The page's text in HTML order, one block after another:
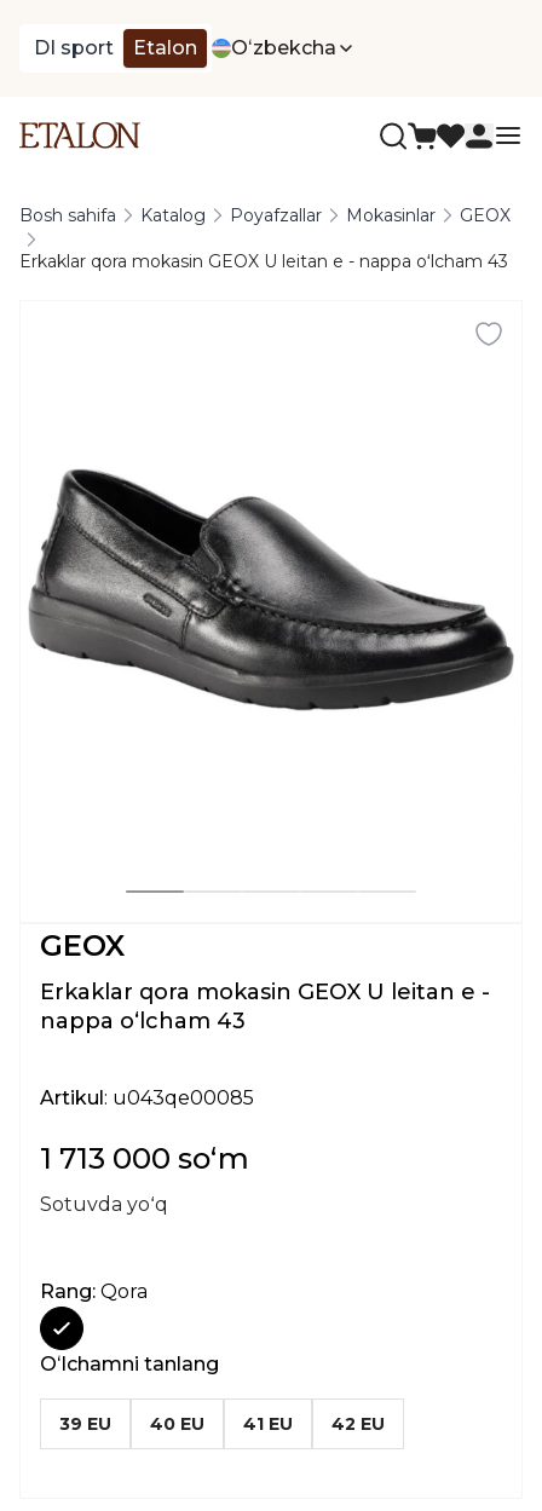
DI sport Etalon Oʻzbekcha
Bosh sahifa Katalog Poyafzallar Mokasinlar GEOX
Erkaklar qora mokasin GEOX U leitan e - nappa oʻlcham 43
GEOX
Erkaklar qora mokasin GEOX U leitan e -
nappa oʻlcham 43
Artikul: u043qe00085
1 713 000 soʻm
Sotuvda yoʻq
Rang: Qora
Oʻlchamni tanlang
39 EU 40 EU 41 EU 42 EU